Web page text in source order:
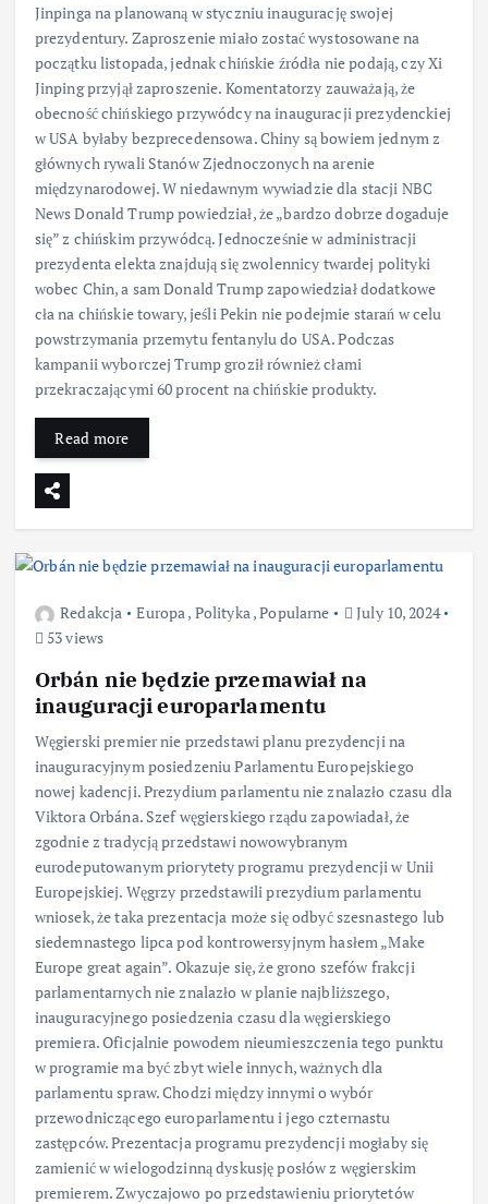
Jinpinga na planowaną w styczniu inaugurację swojej
prezydentury. Zaproszenie miało zostać wystosowane na
początku listopada, jednak chińskie źródła nie podają, czy Xi
Jinping przyjął zaproszenie. Komentatorzy zauważają, że
obecność chińskiego przywódcy na inauguracji prezydenckiej
w USA byłaby bezprecedensowa. Chiny są bowiem jednym z
głównych rywali Stanów Zjednoczonych na arenie
międzynarodowej. W niedawnym wywiadzie dla stacji NBC
News Donald Trump powiedział, że „bardzo dobrze dogaduje
się” z chińskim przywódcą. Jednocześnie w administracji
prezydenta elekta znajdują się zwolennicy twardej polityki
wobec Chin, a sam Donald Trump zapowiedział dodatkowe
cła na chińskie towary, jeśli Pekin nie podejmie starań w celu
powstrzymania przemytu fentanylu do USA. Podczas
kampanii wyborczej Trump groził również cłami
przekraczającymi 60 procent na chińskie produkty.
Read more
Redakcja Europa, Polityka,Popularne
July 10, 2024
53 views
Orbán nie będzie przemawiał na
inauguracji europarlamentu
Węgierski premier nie przedstawi planu prezydencji na
inauguracyjnym posiedzeniu Parlamentu Europejskiego
nowej kadencji. Prezydium parlamentu nie znalazło czasu dla
Viktora Orbána. Szef węgierskiego rządu zapowiadał, że
zgodnie z tradycją przedstawi nowowybranym
eurodeputowanym priorytety programu prezydencji w Unii
Europejskiej. Węgrzy przedstawili prezydium parlamentu
wniosek, że taka prezentacja może się odbyć szesnastego lub
siedemnastego lipca pod kontrowersyjnym hasłem „Make
Europe great again”. Okazuje się, że grono szefów frakcji
parlamentarnych nie znalazło w planie najbliższego,
inauguracyjnego posiedzenia czasu dla węgierskiego
premiera. Oficjalnie powodem nieumieszczenia tego punktu
w programie ma być zbyt wiele innych, ważnych dla
parlamentu spraw. Chodzi między innymi o wybór
przewodniczącego europarlamentu i jego czternastu
zastępców. Prezentacja programu prezydencji mogłaby się
zamienić w wielogodzinną dyskusję posłów z węgierskim
premierem. Zwyczajowo po przedstawieniu priorytetów